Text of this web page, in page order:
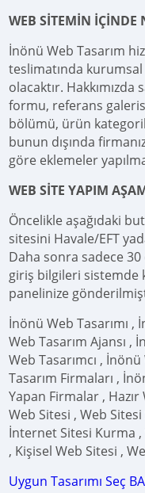
WEB SİTEMİN İÇİNDE
İnönü Web Tasarım
teslimatında
olacaktır. Hakkımızda
formu, referans
bölümü, ürün
bunun dışında
göre eklemeler
WEB SİTE YAPIM
Öncelikle aşağıdaki
sitesini Havale/EFT
Daha sonra sadece
giriş bilgileri sistemde
panelinize
İnönü Web Tasarımı ,
Web Tasarım Ajansı ,
Web Tasarımcı ,
Tasarım Firmaları ,
Yapan Firmalar , Hazır
Web Sitesi , Web
İnternet Sitesi Kurma
, Kişisel Web Sitesi ,
Uygun Tasarımı Seç